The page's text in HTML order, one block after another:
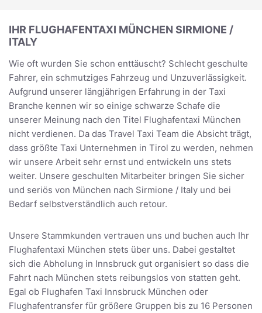
IHR FLUGHAFENTAXI MÜNCHEN SIRMIONE /
ITALY
Wie oft wurden Sie schon enttäuscht? Schlecht geschulte
Fahrer, ein schmutziges Fahrzeug und Unzuverlässigkeit.
Aufgrund unserer längjährigen Erfahrung in der Taxi
Branche kennen wir so einige schwarze Schafe die
unserer Meinung nach den Titel Flughafentaxi München
nicht verdienen. Da das Travel Taxi Team die Absicht trägt,
dass größte Taxi Unternehmen in Tirol zu werden, nehmen
wir unsere Arbeit sehr ernst und entwickeln uns stets
weiter. Unsere geschulten Mitarbeiter bringen Sie sicher
und seriös von München nach Sirmione / Italy und bei
Bedarf selbstverständlich auch retour.
Unsere Stammkunden vertrauen uns und buchen auch Ihr
Flughafentaxi München stets über uns. Dabei gestaltet
sich die Abholung in Innsbruck gut organisiert so dass die
Fahrt nach München stets reibungslos von statten geht.
Egal ob Flughafen Taxi Innsbruck München oder
Flughafentransfer für größere Gruppen bis zu 16 Personen